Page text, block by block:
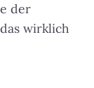
der
wirklich